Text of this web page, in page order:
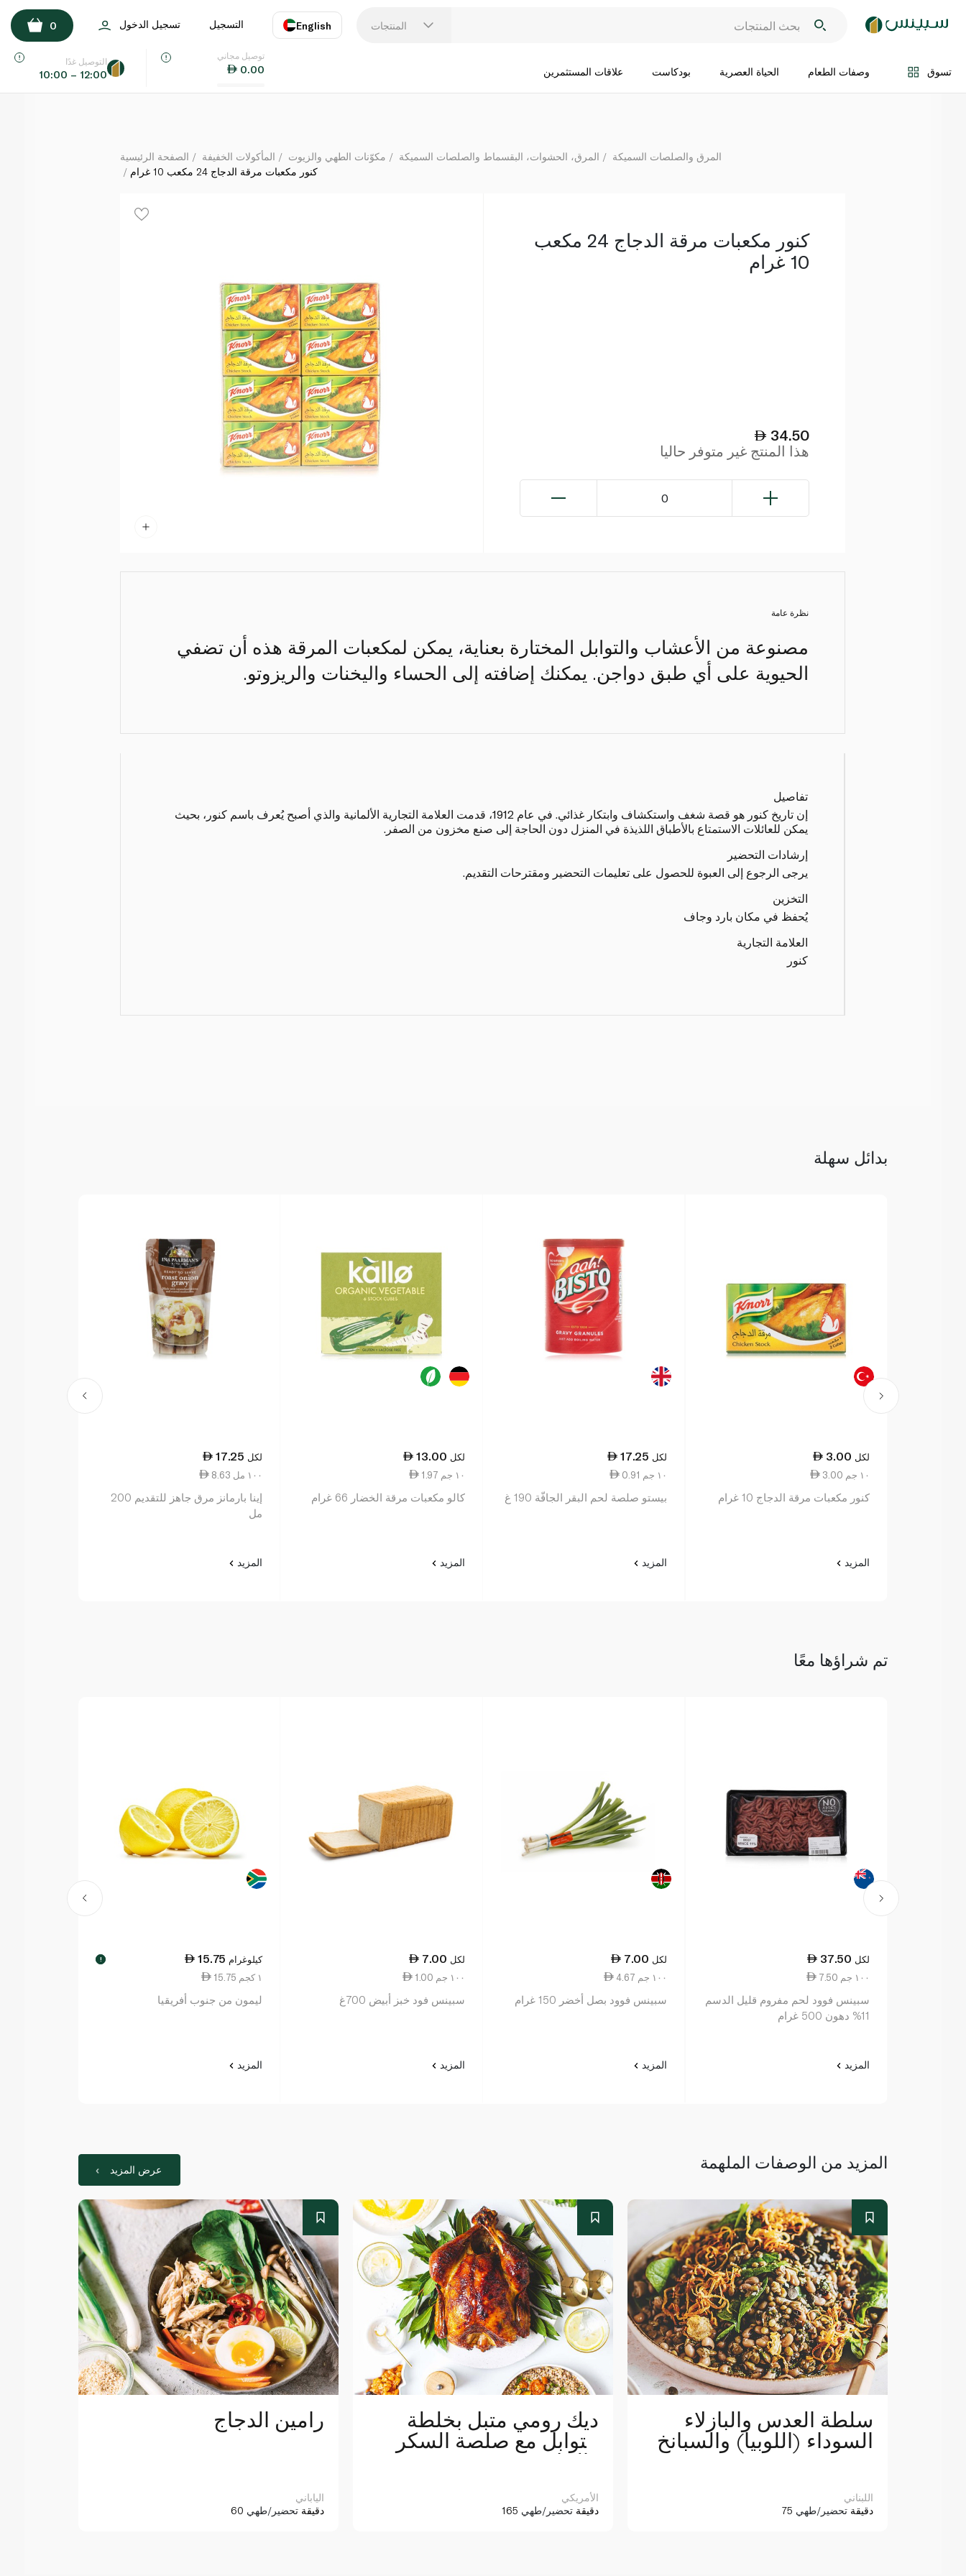
المنتجات English
اللغة
التسجيل تسجيل الدخول 0
تسوق وصفات الطعام الحياة العصرية بودكاست علاقات المستثمرين
توصيل مجاني
0.00
التوصيل غدًا
10:00 – 12:00
اضف الى السلة
الصفحة الرئيسية المأكولات الخفيفة مكوّنات الطهي والزيوت المرق، الحشوات، البقسماط والصلصات السميكة
المرق والصلصات السميكة
كنور مكعبات مرقة الدجاج 24 مكعب 10 غرام
كنور مكعبات مرقة الدجاج 24 مكعب
10 غرام
34.50
هذا المنتج غير متوفر حاليا
0
نظرة عامة
مصنوعة من الأعشاب والتوابل المختارة بعناية، يمكن لمكعبات المرقة هذه أن تضفي
الحيوية على أي طبق دواجن. يمكنك إضافته إلى الحساء واليخنات والريزوتو.
تفاصيل
إن تاريخ كنور هو قصة شغف واستكشاف وابتكار غذائي. في عام 1912، قدمت العلامة التجارية الألمانية والذي أصبح يُعرف باسم كنور، بحيث
يمكن للعائلات الاستمتاع بالأطباق اللذيذة في المنزل دون الحاجة إلى صنع مخزون من الصفر.
إرشادات التحضير
يرجى الرجوع إلى العبوة للحصول على تعليمات التحضير ومقترحات التقديم.
التخزين
يُحفظ في مكان بارد وجاف
العلامة التجارية
كنور
بدائل سهلة
3.00 لكل
3.00 ١٠ جم
كنور مكعبات مرقة الدجاج 10 غرام
المزيد
17.25 لكل
0.91 ١٠ جم
بيستو صلصة لحم البقر الجافّة 190 غ
المزيد
13.00 لكل
1.97 ١٠ جم
كالو مكعبات مرقة الخضار 66 غرام
المزيد
17.25 لكل
8.63 ١٠٠ مل
إينا بارمانز مرق جاهز للتقديم 200
مل
المزيد
تم شراؤها معًا
37.50 لكل
7.50 ١٠٠ جم
سبينس فوود لحم مفروم قليل الدسم
11% دهون 500 غرام
المزيد
7.00 لكل
4.67 ١٠٠ جم
سبينس فوود بصل أخضر 150 غرام
المزيد
7.00 لكل
1.00 ١٠٠ جم
سبينس فود خبز أبيض 700غ
المزيد
15.75 كيلوغرام !
15.75 ١ كجم
ليمون من جنوب أفريقيا
المزيد
المزيد من الوصفات الملهمة عرض المزيد
رامين الدجاج
الياباني
60 دقيقة تحضير/طهي
ديك رومي متبل بخلطة
التوابل مع صلصة السكر
والخل
الأمريكي
165 دقيقة تحضير/طهي
سلطة العدس والبازلاء
السوداء (اللوبيا) والسبانخ
اللبناني
75 دقيقة تحضير/طهي